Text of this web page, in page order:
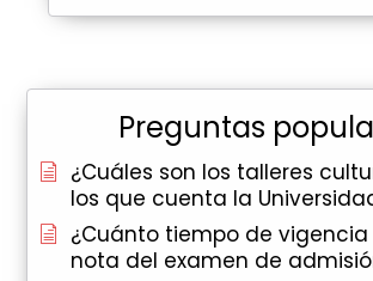
Preguntas
¿Cuáles son los talleres
los que cuenta la
¿Cuánto tiempo de
nota del examen de